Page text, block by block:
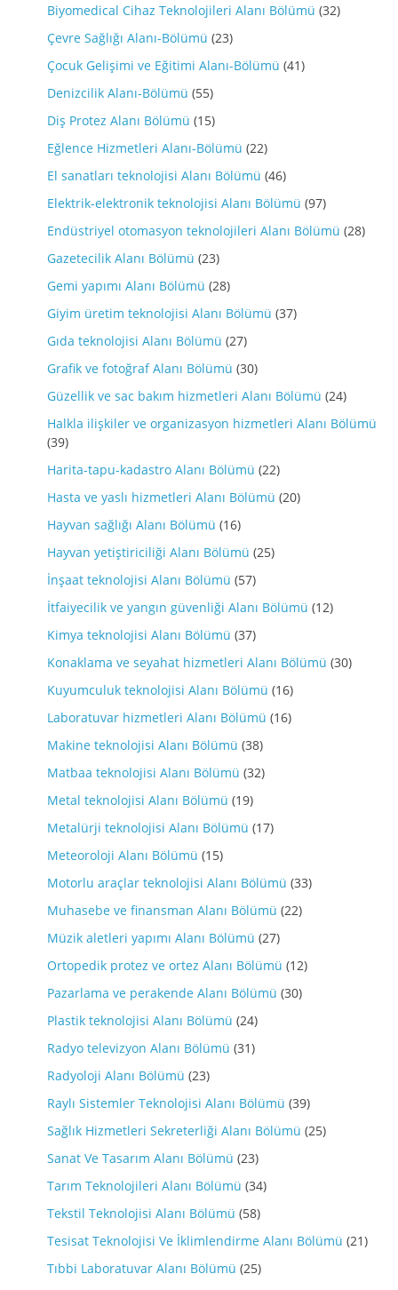
Biyomedical Cihaz Teknolojileri Alanı Bölümü (32)
Çevre Sağlığı Alanı-Bölümü (23)
Çocuk Gelişimi ve Eğitimi Alanı-Bölümü (41)
Denizcilik Alanı-Bölümü (55)
Diş Protez Alanı Bölümü (15)
Eğlence Hizmetleri Alanı-Bölümü (22)
El sanatları teknolojisi Alanı Bölümü (46)
Elektrik-elektronik teknolojisi Alanı Bölümü (97)
Endüstriyel otomasyon teknolojileri Alanı Bölümü (28)
Gazetecilik Alanı Bölümü (23)
Gemi yapımı Alanı Bölümü (28)
Giyim üretim teknolojisi Alanı Bölümü (37)
Gıda teknolojisi Alanı Bölümü (27)
Grafik ve fotoğraf Alanı Bölümü (30)
Güzellik ve sac bakım hizmetleri Alanı Bölümü (24)
Halkla ilişkiler ve organizasyon hizmetleri Alanı Bölümü
(39)
Harita-tapu-kadastro Alanı Bölümü (22)
Hasta ve yaslı hizmetleri Alanı Bölümü (20)
Hayvan sağlığı Alanı Bölümü (16)
Hayvan yetiştiriciliği Alanı Bölümü (25)
İnşaat teknolojisi Alanı Bölümü (57)
İtfaiyecilik ve yangın güvenliği Alanı Bölümü (12)
Kimya teknolojisi Alanı Bölümü (37)
Konaklama ve seyahat hizmetleri Alanı Bölümü (30)
Kuyumculuk teknolojisi Alanı Bölümü (16)
Laboratuvar hizmetleri Alanı Bölümü (16)
Makine teknolojisi Alanı Bölümü (38)
Matbaa teknolojisi Alanı Bölümü (32)
Metal teknolojisi Alanı Bölümü (19)
Metalürji teknolojisi Alanı Bölümü (17)
Meteoroloji Alanı Bölümü (15)
Motorlu araçlar teknolojisi Alanı Bölümü (33)
Muhasebe ve finansman Alanı Bölümü (22)
Müzik aletleri yapımı Alanı Bölümü (27)
Ortopedik protez ve ortez Alanı Bölümü (12)
Pazarlama ve perakende Alanı Bölümü (30)
Plastik teknolojisi Alanı Bölümü (24)
Radyo televizyon Alanı Bölümü (31)
Radyoloji Alanı Bölümü (23)
Raylı Sistemler Teknolojisi Alanı Bölümü (39)
Sağlık Hizmetleri Sekreterliği Alanı Bölümü (25)
Sanat Ve Tasarım Alanı Bölümü (23)
Tarım Teknolojileri Alanı Bölümü (34)
Tekstil Teknolojisi Alanı Bölümü (58)
Tesisat Teknolojisi Ve İklimlendirme Alanı Bölümü (21)
Tıbbi Laboratuvar Alanı Bölümü (25)